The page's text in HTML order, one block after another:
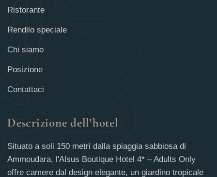
Ristorante
Rendilo speciale
Chi siamo
Posizione
Contattaci
Descrizione dell'hotel
Situato a soli 150 metri dalla spiaggia sabbiosa di
Ammoudara, l'Alsus Boutique Hotel 4* – Adults Only
offre camere dal design elegante, un giardino tropicale